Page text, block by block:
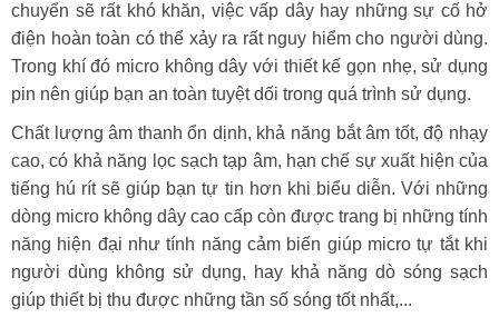
chuyển sẽ rất khó khăn, việc vấp dây hay những sự cố hở
điện hoàn toàn có thể xảy ra rất nguy hiểm cho người dùng.
Trong khí đó micro không dây với thiết kế gọn nhẹ, sử dụng
pin nên giúp bạn an toàn tuyệt dối trong quá trình sử dụng.
Chất lượng âm thanh ổn dịnh, khả năng bắt âm tốt, độ nhạy
cao, có khả năng lọc sạch tạp âm, hạn chế sự xuất hiện của
tiếng hú rít sẽ giúp bạn tự tin hơn khi biểu diễn. Với những
dòng micro không dây cao cấp còn được trang bị những tính
năng hiện đại như tính năng cảm biến giúp micro tự tắt khi
người dùng không sử dụng, hay khả năng dò sóng sạch
giúp thiết bị thu được những tần số sóng tốt nhất,...